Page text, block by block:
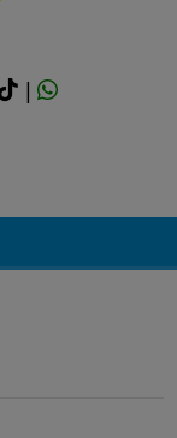
|